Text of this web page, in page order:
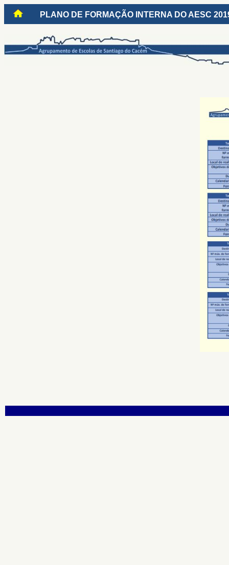
PLANO DE FORMAÇÃO INTERNA DO AESC